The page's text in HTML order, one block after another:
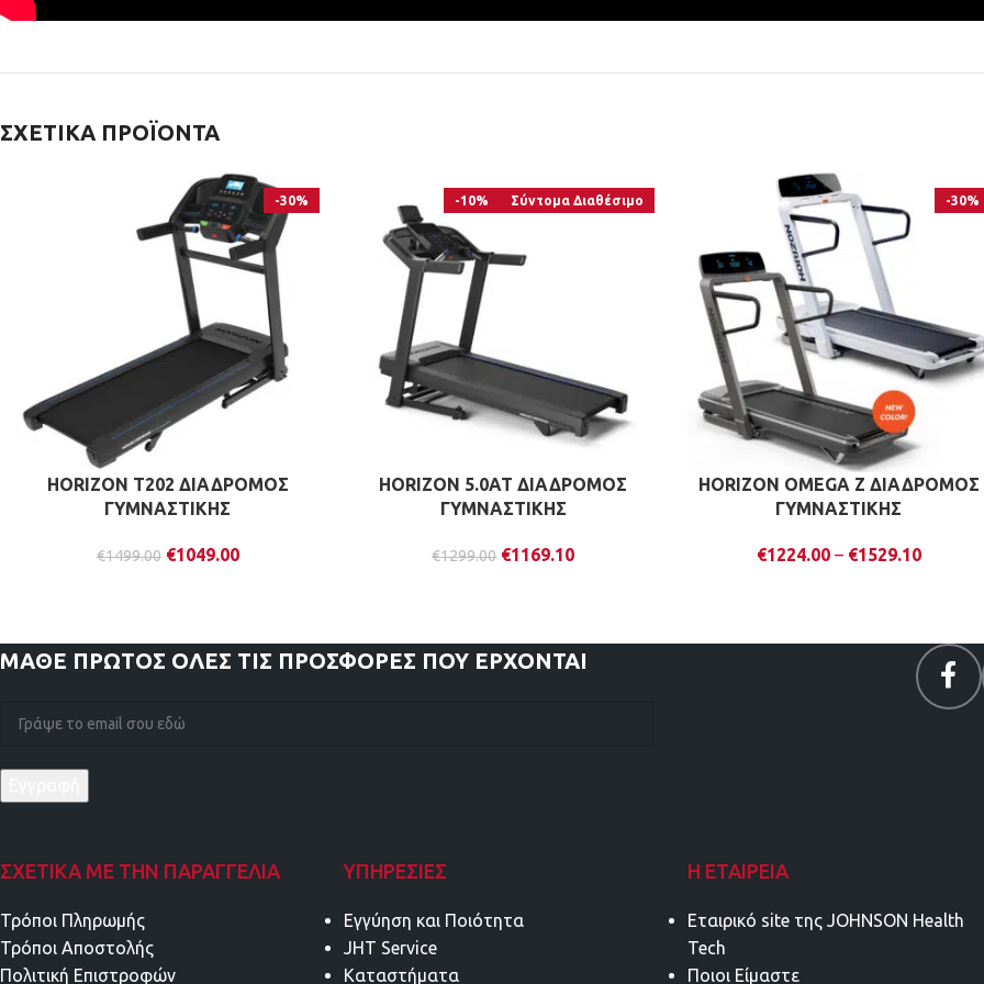
ΣΧΕΤΙΚΆ ΠΡΟΪΌΝΤΑ
-30%
HORIZON T202 ΔΙΑΔΡΟΜΟΣ
ΓΥΜΝΑΣΤΙΚΗΣ
€1499.00 €1049.00
-10% Σύντομα Διαθέσιμο
HORIZON 5.0AT ΔΙΑΔΡΟΜΟΣ
ΓΥΜΝΑΣΤΙΚΗΣ
€1299.00 €1169.10
-30%
HORIZON OMEGA Z ΔΙΑΔΡΟΜΟΣ
ΓΥΜΝΑΣΤΙΚΗΣ
€1224.00 – €1529.10
ΜΑΘΕ ΠΡΩΤΟΣ ΟΛΕΣ ΤΙΣ ΠΡΟΣΦΟΡΕΣ ΠΟΥ ΕΡΧΟΝΤΑΙ
ΣΧΕΤΙΚΑ ΜΕ ΤΗΝ ΠΑΡΑΓΓΕΛΙΑ
Τρόποι Πληρωμής
Τρόποι Αποστολής
Πολιτική Επιστροφών
ΥΠΗΡΕΣΊΕΣ
Εγγύηση και Ποιότητα
JHT Service
Καταστήματα
Η ΕΤΑΙΡΕΊΑ
Εταιρικό site της JOHNSON Health
Tech
Ποιοι Είμαστε